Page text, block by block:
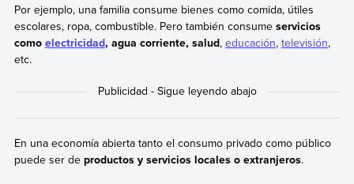
Por ejemplo, una familia consume bienes como comida, útiles
escolares, ropa, combustible. Pero también consumeservicios
como electricidad, agua corriente, salud, educación, televisión,
etc.
En una economía abierta tanto el consumo privado como público
puede ser de productos y servicios locales o extranjeros.